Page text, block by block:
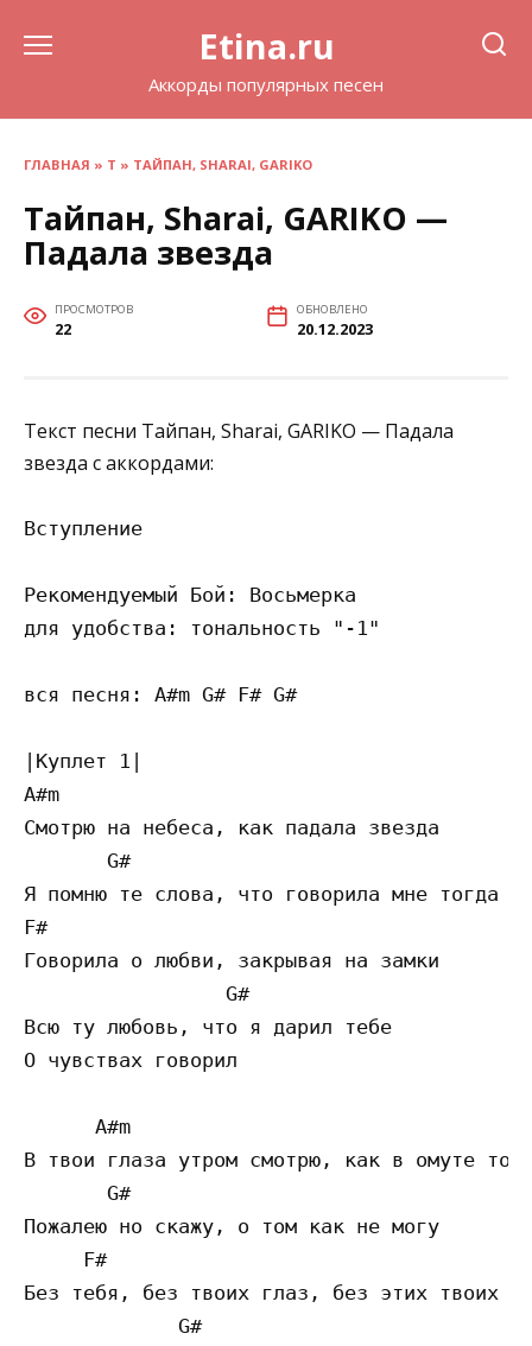
Etina.ru
Аккорды популярных песен
ГЛАВНАЯ » Т » ТАЙПАН, SHARAI, GARIKO
Тайпан, Sharai, GARIKO —
Падала звезда
ПРОСМОТРОВ
22
ОБНОВЛЕНО
20.12.2023
Текст песни Тайпан, Sharai, GARIKO — Падала
звезда с аккордами:
Вступление
Рекомендуемый Бой: Восьмерка
для удобства: тональность "-1"
вся песня: A#m G# F# G#
|Куплет 1|
A#m
Смотрю на небеса, как падала звезда
       G#
Я помню те слова, что говорила мне тогда
F#
Говорила о любви, закрывая на замки
                 G#
Всю ту любовь, что я дарил тебе
О чувствах говорил
      A#m
В твои глаза утром смотрю, как в омуте
       G#
Пожалею но скажу, о том как не могу
     F#
Без тебя, без твоих глаз, без этих твоих
             G#